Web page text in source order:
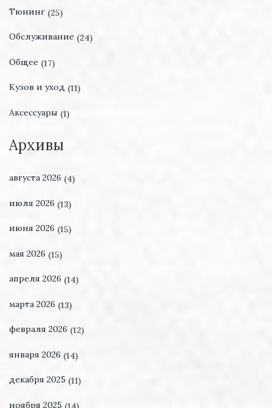
Тюнинг (25)
Обслуживание (24)
Общее (17)
Кузов и уход (11)
Аксессуары (1)
Архивы
августа 2026 (4)
июля 2026 (13)
июня 2026 (15)
мая 2026 (15)
апреля 2026 (14)
марта 2026 (13)
февраля 2026 (12)
января 2026 (14)
декабря 2025 (11)
ноября 2025 (14)